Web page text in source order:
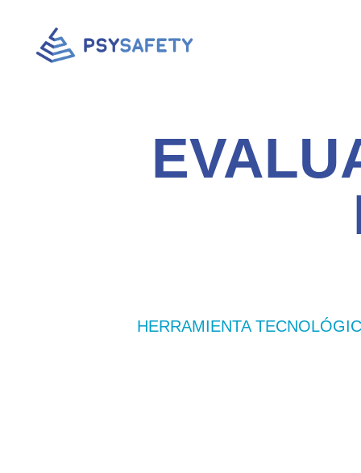
HERRAMIENTA